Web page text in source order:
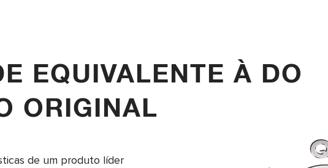
EQUIVALENTE À DO
ORIGINAL
de um produto líder